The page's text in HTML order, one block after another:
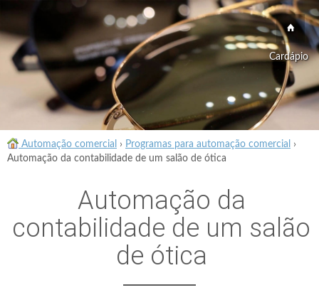
Cardápio
Automação comercial › Programas para automação comercial
›
Automação da contabilidade de um salão de ótica
Automação da
contabilidade de um salão
de ótica